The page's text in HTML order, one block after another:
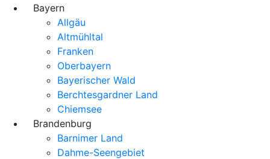
Bayern
Allgäu
Altmühltal
Franken
Oberbayern
Bayerischer Wald
Berchtesgardner Land
Chiemsee
Brandenburg
Barnimer Land
Dahme-Seengebiet